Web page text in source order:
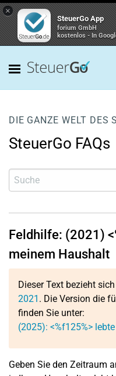
×
SteuerGo App
forium GmbH
kostenlos - In
DIE GANZE WELT DES
SteuerGo FAQs
Feldhilfe: (2021)
meinem Haushalt
Dieser Text bezieht
2021 . Die Version die
finden Sie unter:
(2025): <%f125%>
Geben Sie den Zeitraum